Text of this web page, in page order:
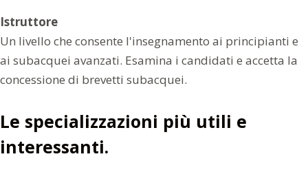
Istruttore
Un livello che consente l'insegnamento ai principianti e
ai subacquei avanzati. Esamina i candidati e accetta la
concessione di brevetti subacquei.
Le specializzazioni più utili e
interessanti.